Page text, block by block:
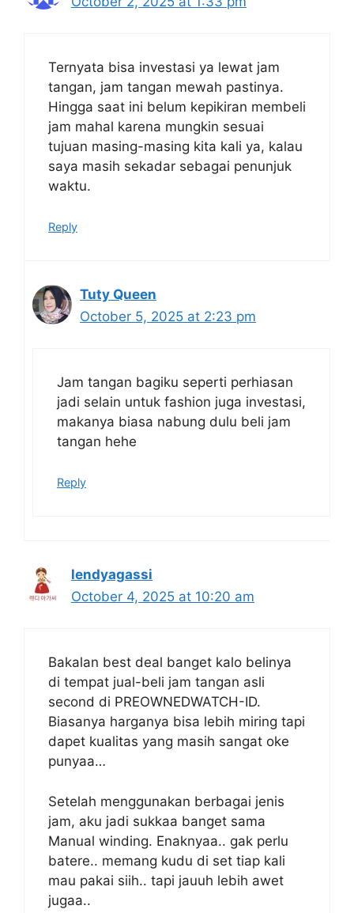
Ternyata bisa investasi ya lewat jam
tangan, jam tangan mewah pastinya.
Hingga saat ini belum kepikiran membeli
jam mahal karena mungkin sesuai
tujuan masing-masing kita kali ya, kalau
saya masih sekadar sebagai penunjuk
waktu.
Reply
Tuty Queen
October 5, 2025 at 2:23 pm
Jam tangan bagiku seperti perhiasan
jadi selain untuk fashion juga investasi,
makanya biasa nabung dulu beli jam
tangan hehe
Reply
lendyagassi
October 4, 2025 at 10:20 am
Bakalan best deal banget kalo belinya
di tempat jual-beli jam tangan asli
second di PREOWNEDWATCH-ID.
Biasanya harganya bisa lebih miring tapi
dapet kualitas yang masih sangat oke
punyaa…
Setelah menggunakan berbagai jenis
jam, aku jadi sukkaa banget sama
Manual winding. Enaknyaa.. gak perlu
batere.. memang kudu di set tiap kali
mau pakai siih.. tapi jauuh lebih awet
jugaa..